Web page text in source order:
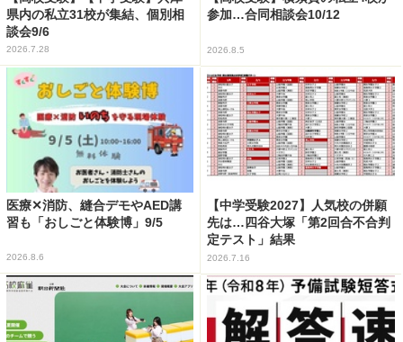
県内の私立31校が集結、個別相
談会9/6
2026.7.28
参加…合同相談会10/12
2026.8.5
医療✕消防、縫合デモやAED講
習も「おしごと体験博」9/5
2026.8.6
【中学受験2027】人気校の併願
先は…四谷大塚「第2回合不合判
定テスト」結果
2026.7.16